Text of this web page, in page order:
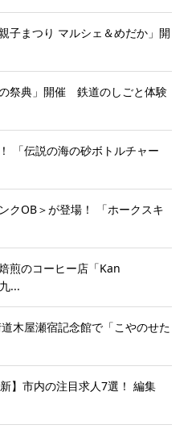
子まつり マルシェ＆めだか」開
祭典」開催 鉄道のしごと体験
「伝説の海の砂ボトルチャー
クOB＞が登場！ 「ホークスキ
煎のコーヒー店「Kan
...
木屋瀬宿記念館で「こやのせた
】市内の注目求人7選！ 編集